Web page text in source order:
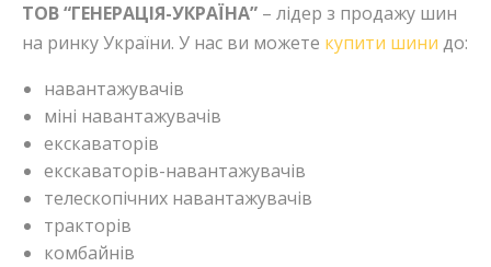
ТОВ “ГЕНЕРАЦІЯ-УКРАЇНА” – лідер з продажу шин
на ринку України. У нас ви можете купити шини до:
навантажувачів
міні навантажувачів
екскаваторів
екскаваторів-навантажувачів
телескопічних навантажувачів
тракторів
комбайнів